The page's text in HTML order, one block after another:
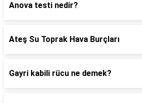
Anova testi nedir?
Ateş Su Toprak Hava Burçları
Gayri kabili rücu ne demek?